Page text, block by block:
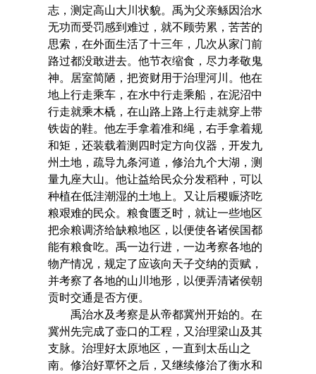
志，测定高山大川状貌。禹为父亲鲧因治水
无功而受罚感到难过，就不顾劳累，苦苦的
思索，在外面生活了十三年，几次从家门前
路过都没敢进去。他节衣缩食，尽力孝敬鬼
神。居室简陋，把资财用于治理河川。他在
地上行走乘车，在水中行走乘船，在泥沼中
行走就乘木橇，在山路上路上行走就穿上带
铁齿的鞋。他左手拿着准和绳，右手拿着规
和矩，还装载着测四时定方向仪器，开发九
州土地，疏导九条河道，修治九个大湖，测
量九座大山。他让益给民众分发稻种，可以
种植在低洼潮湿的土地上。又让后稷赈济吃
粮艰难的民众。粮食匮乏时，就让一些地区
把余粮调济给缺粮地区，以便使各诸侯国都
能有粮食吃。禹一边行进，一边考察各地的
物产情况，规定了应该向天子交纳的贡赋，
并考察了各地的山川地形，以便弄清诸侯朝
贡时交通是否方便。
禹治水及考察是从帝都冀州开始的。在
冀州先完成了壶口的工程，又治理梁山及其
支脉。治理好太原地区，一直到太岳山之
南。修治好覃怀之后，又继续修治了衡水和